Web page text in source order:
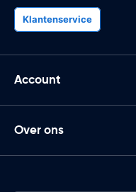
Klantenservice
Account
Over ons